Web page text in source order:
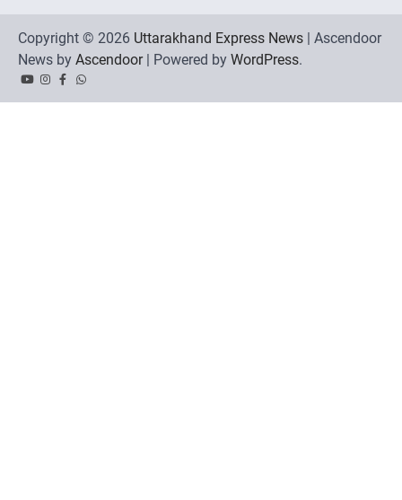
Copyright © 2026 Uttarakhand Express News | Ascendoor
News by Ascendoor| Powered by WordPress.
YouTubeInstagram
Facebook
Whatsapp